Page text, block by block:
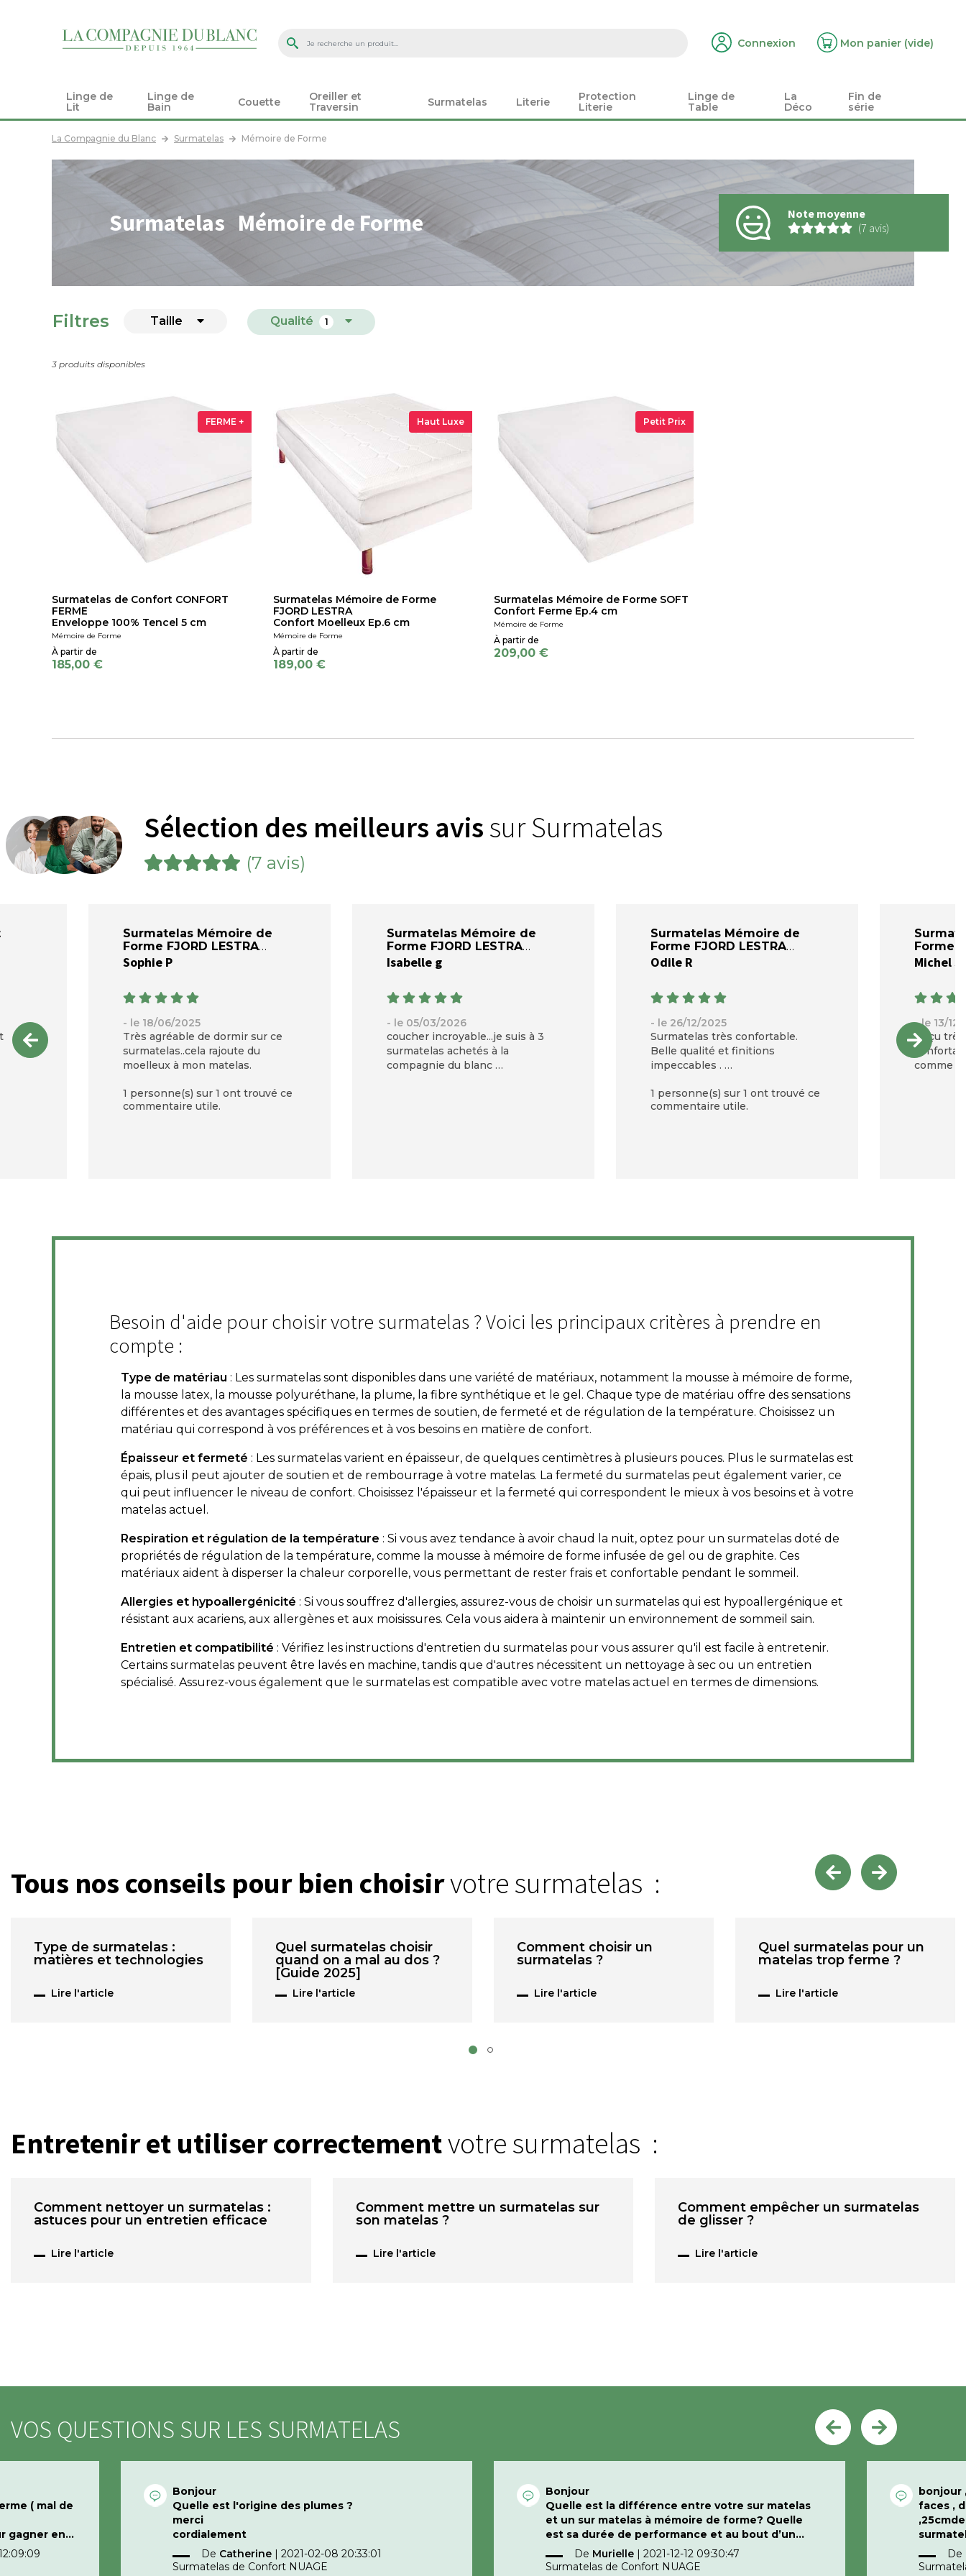
Connexion Mon panier (vide)
Linge de
Lit
Linge de
Bain
Couette
Oreiller et
Traversin
Surmatelas Literie
Protection
Literie
Linge de
Table
La
Déco
Fin de
série
La Compagnie du Blanc Surmatelas Mémoire de Forme
Surmatelas Mémoire de Forme
Note moyenne
(7 avis)
Filtres Taille Qualité 1
3 produits disponibles
FERME +
Surmatelas de Confort CONFORT
FERME
Enveloppe 100% Tencel 5 cm
Mémoire de Forme
185,00 €
Haut Luxe
Surmatelas Mémoire de Forme
FJORD LESTRA
Confort Moelleux Ep.6 cm
Mémoire de Forme
189,00 €
Petit Prix
Surmatelas Mémoire de Forme SOFT
Confort Ferme Ep.4 cm
Mémoire de Forme
209,00 €
Sélection des meilleurs avis sur Surmatelas
(7 avis)
Surmatelas Mémoire de
Forme FJORD LESTRA
Sophie P
- le 18/06/2025
Très agréable de dormir sur ce
surmatelas..cela rajoute du
moelleux à mon matelas.
1 personne(s) sur 1 ont trouvé ce
commentaire utile.
Surmatelas Mémoire de
Forme FJORD LESTRA
Isabelle g
- le 05/03/2026
coucher incroyable...je suis à 3
surmatelas achetés à la
compagnie du blanc
Surmatelas Mémoire de
Forme FJORD LESTRA
Odile R
- le 26/12/2025
Surmatelas très confortable.
Belle qualité et finitions
impeccables .
assure très un bon maintien sur
le matelas.
1 personne(s) sur 1 ont trouvé ce
commentaire utile.
Forme
Michel s
- le 13/12/
Reçu
comme
Besoin d'aide pour choisir votre surmatelas ? Voici les principaux critères à prendre en
compte :
Type de matériau : Les surmatelas sont disponibles dans une variété de matériaux, notamment la mousse à mémoire de forme,
la mousse latex, la mousse polyuréthane, la plume, la fibre synthétique et le gel. Chaque type de matériau offre des sensations
différentes et des avantages spécifiques en termes de soutien, de fermeté et de régulation de la température. Choisissez un
matériau qui correspond à vos préférences et à vos besoins en matière de confort.
Épaisseur et fermeté : Les surmatelas varient en épaisseur, de quelques centimètres à plusieurs pouces. Plus le surmatelas est
épais, plus il peut ajouter de soutien et de rembourrage à votre matelas. La fermeté du surmatelas peut également varier, ce
qui peut influencer le niveau de confort. Choisissez l'épaisseur et la fermeté qui correspondent le mieux à vos besoins et à votre
matelas actuel.
Respiration et régulation de la température : Si vous avez tendance à avoir chaud la nuit, optez pour un surmatelas doté de
propriétés de régulation de la température, comme la mousse à mémoire de forme infusée de gel ou de graphite. Ces
matériaux aident à disperser la chaleur corporelle, vous permettant de rester frais et confortable pendant le sommeil.
Allergies et hypoallergénicité : Si vous souffrez d'allergies, assurez-vous de choisir un surmatelas qui est hypoallergénique et
résistant aux acariens, aux allergènes et aux moisissures. Cela vous aidera à maintenir un environnement de sommeil sain.
Entretien et compatibilité : Vérifiez les instructions d'entretien du surmatelas pour vous assurer qu'il est facile à entretenir.
Certains surmatelas peuvent être lavés en machine, tandis que d'autres nécessitent un nettoyage à sec ou un entretien
spécialisé. Assurez-vous également que le surmatelas est compatible avec votre matelas actuel en termes de dimensions.
Tous nos conseils pour bien choisirvotre surmatelas :
Type de surmatelas :
matières et technologies
Lire l'article
Quel surmatelas choisir
quand on a mal au dos ?
[Guide 2025]
Lire l'article
Comment choisir un
surmatelas ?
Lire l'article
Quel surmatelas pour un
matelas trop ferme ?
Lire l'article
Entretenir et utiliser correctementvotre surmatelas :
Comment nettoyer un surmatelas :
astuces pour un entretien efficace
Lire l'article
Comment mettre un surmatelas sur
son matelas ?
Lire l'article
Comment empêcher un surmatelas
de glisser ?
Lire l'article
VOS QUESTIONS SUR LES SURMATELAS
( mal de
gagner en
dos
Bonjour
Quelle est l'origine des plumes ?
merci
cordialement
De Catherine | 2021-02-08 20:33:01
Surmatelas de Confort NUAGE
Bonjour
Quelle est la différence entre votre sur matelas
et un sur matelas à mémoire de forme? Quelle
est sa durée de performance et au bout d’un
certain temps ne risque t’il pas de se déformer au
niveau des parties lourdes du corps?
De Murielle | 2021-12-12 09:30:47
Surmatelas de Confort NUAGE
bonjour
faces ,
il fait
merci
De